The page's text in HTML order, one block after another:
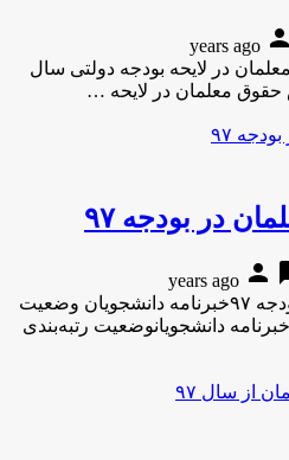
person
در لایحه بودجه دولتی سال
در بودجه ۹۷
person
وضعیت رتبه‌بندی معلمان در بودجه ۹۷خبرنامه دانشجویان وضعیت
رتبه‌بندی معلمان در بودجه ۹۷ خبرنامه دانشجویانوضعیت رتبه‌بندی